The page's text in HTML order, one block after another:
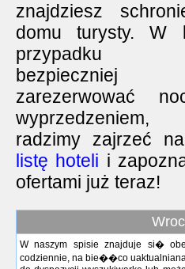
znajdziesz
domu turysty. W
przypadku
bezpieczniej
zarezerwować
wyprzedzeniem,
radzimy zajrzeć
listę hoteli i
ofertami już teraz!
W naszym spisie znajduje si�
codziennie, na bie��co